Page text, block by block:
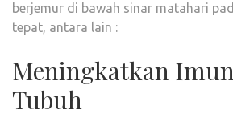
berjemur di bawah sinar matahari
tepat, antara lain :
Meningkatkan
Tubuh